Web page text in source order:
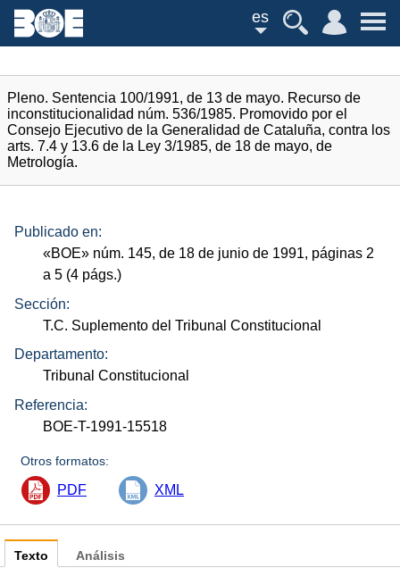
es
Pleno. Sentencia 100/1991, de 13 de mayo. Recurso de
inconstitucionalidad núm. 536/1985. Promovido por el
Consejo Ejecutivo de la Generalidad de Cataluña, contra los
arts. 7.4 y 13.6 de la Ley 3/1985, de 18 de mayo, de
Metrología.
Publicado en:
«BOE» núm. 145, de 18 de junio de 1991, páginas 2
a 5 (4 págs.)
Sección:
T.C. Suplemento del Tribunal Constitucional
Departamento:
Tribunal Constitucional
Referencia:
BOE-T-1991-15518
Otros formatos:
PDF XML
Texto Análisis